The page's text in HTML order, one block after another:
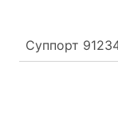
Суппорт